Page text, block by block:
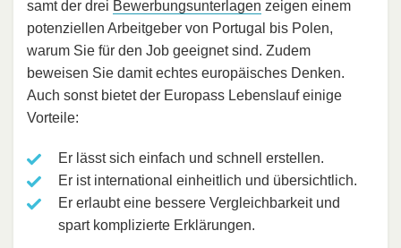
samt der drei Bewerbungsunterlagen zeigen einem
potenziellen Arbeitgeber von Portugal bis Polen,
warum Sie für den Job geeignet sind. Zudem
beweisen Sie damit echtes europäisches Denken.
Auch sonst bietet der Europass Lebenslauf einige
Vorteile:
Er lässt sich einfach und schnell erstellen.
Er ist international einheitlich und übersichtlich.
Er erlaubt eine bessere Vergleichbarkeit und
spart komplizierte Erklärungen.